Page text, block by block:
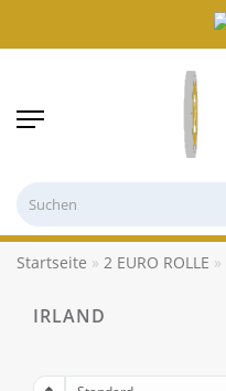
Startseite 2 EURO ROLLE
IRLAND